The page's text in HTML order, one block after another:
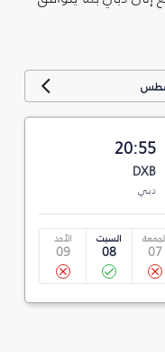
20:55
DXB
دبي
07
السبت
08
الأحد
09